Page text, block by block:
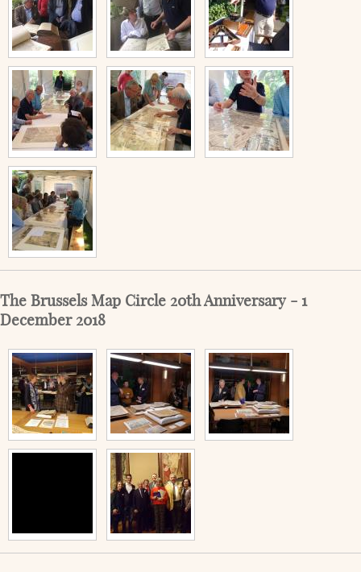
The Brussels Map Circle 20th Anniversary - 1
December 2018